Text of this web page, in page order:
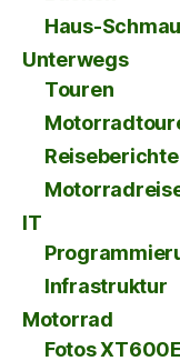
Haus-
Unterwegs
Touren
Reiseberichte
IT
Infrastruktur
Motorrad
Fotos XT600E